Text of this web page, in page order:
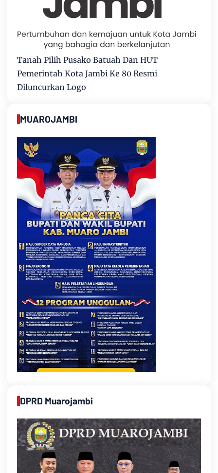
Tanah Pilih Pusako Batuah Dan HUT
Pemerintah Kota Jambi Ke 80 Resmi
Diluncurkan Logo
MUAROJAMBI
DPRD Muarojambi